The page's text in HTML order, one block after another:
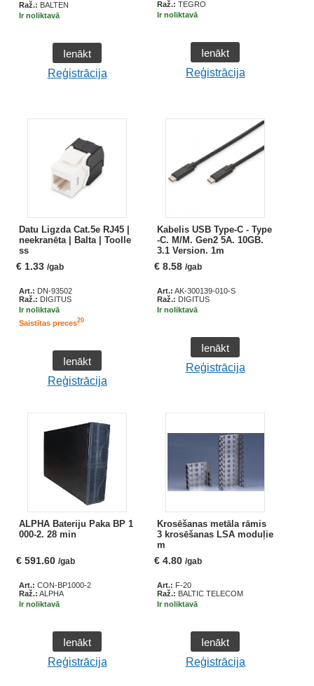
Raž.: BALTEN
Ir noliktavā
Ienākt
Reģistrācija
Raž.: TEGRO
Ir noliktavā
Ienākt
Reģistrācija
Datu Ligzda Cat.5e RJ45 |
neekranēta | Balta | Toolle
ss
€ 1.33 /gab
Art.: DN-93502
Raž.: DIGITUS
Ir noliktavā
Saistītas preces20
Ienākt
Reģistrācija
Kabelis USB Type-C - Type
-C. M/M. Gen2 5A. 10GB.
3.1 Version. 1m
€ 8.58 /gab
Art.: AK-300139-010-S
Raž.: DIGITUS
Ir noliktavā
Ienākt
Reģistrācija
ALPHA Bateriju Paka BP 1
000-2. 28 min
€ 591.60 /gab
Art.: CON-BP1000-2
Raž.: ALPHA
Ir noliktavā
Ienākt
Reģistrācija
Krosēšanas metāla rāmis
3 krosēšanas LSA moduļie
m
€ 4.80 /gab
Art.: F-20
Raž.: BALTIC TELECOM
Ir noliktavā
Ienākt
Reģistrācija